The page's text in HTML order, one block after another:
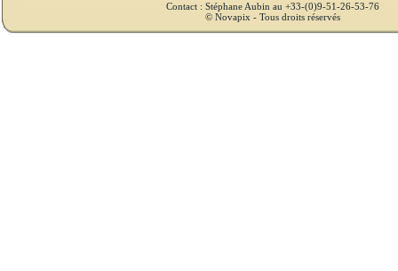
Contact : Stéphane Aubin au +33-(0)9-51-26-53-76
© Novapix - Tous droits réservés